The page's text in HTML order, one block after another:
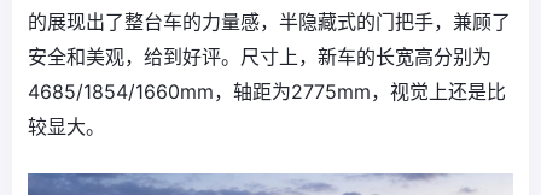
的展现出了整台车的力量感，半隐藏式的门把手，兼顾了
安全和美观，给到好评。尺寸上，新车的长宽高分别为
4685/1854/1660mm，轴距为2775mm，视觉上还是比
较显大。